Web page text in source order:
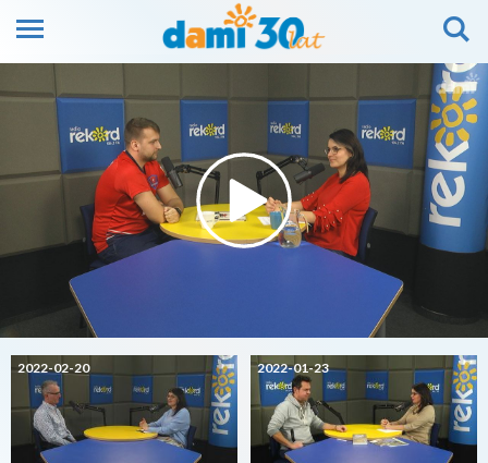
2022-02-20 2022-01-23